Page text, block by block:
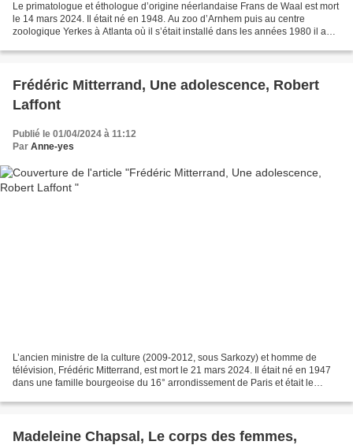
Le primatologue et éthologue d’origine néerlandaise Frans de Waal est mort
le 14 mars 2024. Il était né en 1948. Au zoo d’Arnhem puis au centre
zoologique Yerkes à Atlanta où il s’était installé dans les années 1980 il a
Frédéric Mitterrand, Une adolescence, Robert
Laffont
Publié le 01/04/2024 à 11:12
Par Anne-yes
L’ancien ministre de la culture (2009-2012, sous Sarkozy) et homme de
télévision, Frédéric Mitterrand, est mort le 21 mars 2024. Il était né en 1947
dans une famille bourgeoise du 16° arrondissement de Paris et était le
Madeleine Chapsal, Le corps des femmes,